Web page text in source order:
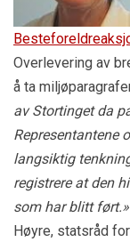
Overlevering av
å ta
av Stortinget da
Representantene
langsiktig
registrere at den
som har blitt ført.»
Høyre, statsråd